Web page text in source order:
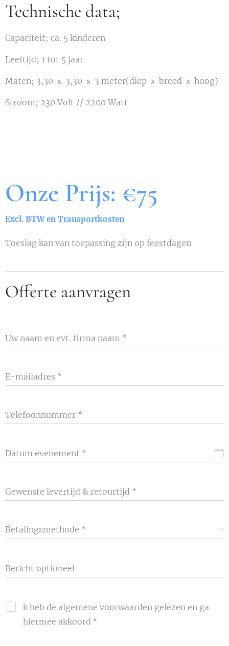
Technische data;
Capaciteit; ca. 5 kinderen
Leeftijd; 1 tot 5 jaar
Maten; 3,30 ｘ 3,30 ｘ 3 meter(diep ｘ breed ｘ hoog)
Stroom; 230 Volt // 2200 Watt
Onze Prijs: €75
Excl. BTW en Transportkosten
Toeslag kan van toepassing zijn op feestdagen
Offerte aanvragen
Uw naam en evt. firma naam
E-mailadres
Telefoonnummer
Datum evenement
Gewenste levertijd & retourtijd
Betalingsmethode
Bericht optioneel
k heb de algemene voorwaarden gelezen en ga
hiermee akkoord